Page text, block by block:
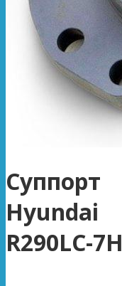
Суппорт
Hyundai
R290LC-7H